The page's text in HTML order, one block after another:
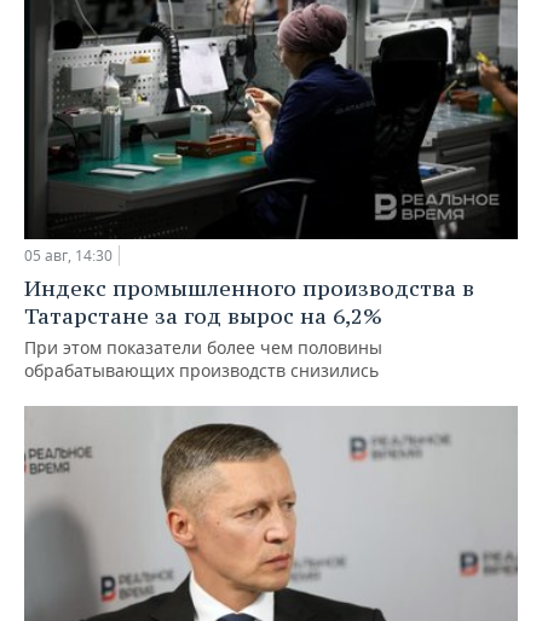
05 авг, 14:30
Индекс промышленного производства в
Татарстане за год вырос на 6,2%
При этом показатели более чем половины
обрабатывающих производств снизились